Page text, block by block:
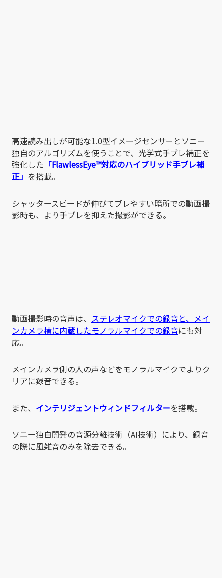
高速読み出しが可能な1.0型イメージセンサーとソニー
独自のアルゴリズムを使うことで、光学式手ブレ補正を
強化した 「FlawlessEye™対応のハイブリッド手ブレ補
正」 を搭載。
シャッタースピードが伸びてブレやすい暗所での動画撮
影時も、より手ブレを抑えた撮影ができる。
動画撮影時の音声は、 ステレオマイクでの録音と、メイ
ンカメラ横に内蔵したモノラルマイクでの録音にも対
応。
メインカメラ側の人の声などをモノラルマイクでよりク
リアに録音できる。
また、 インテリジェントウィンドフィルターを搭載。
ソニー独自開発の音源分離技術（AI技術）により、録音
の際に風雑音のみを除去できる。